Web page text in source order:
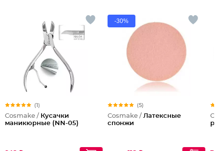
(1)
Cosmake / Кусачки
маникюрные (NN-05)
-30%
(5)
Cosmake / Латексные
спонжи